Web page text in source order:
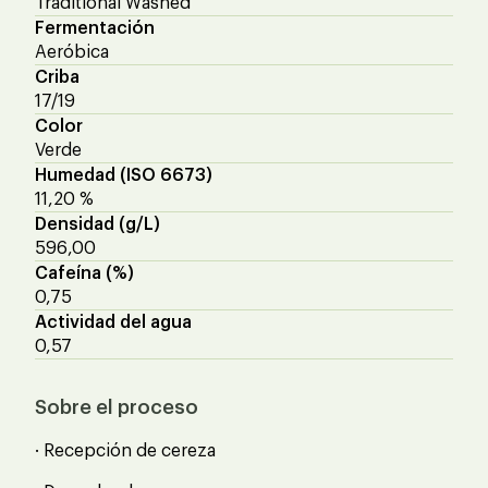
Fermentación
Aeróbica
Criba
17/19
Color
Verde
Humedad (ISO 6673)
11,20 %
Densidad (g/L)
596,00
Cafeína (%)
0,75
Actividad del agua
0,57
Sobre el proceso
· Recepción de cereza